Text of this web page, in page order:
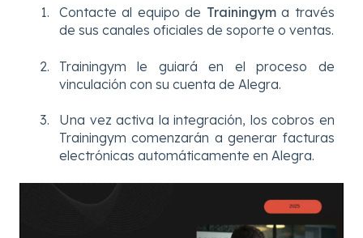
Contacte al equipo de Trainingyma través
de sus canales oficiales de soporte o ventas.
Trainingym le guiará en el proceso de
vinculación con su cuenta de Alegra.
Una vez activa la integración, los cobros en
Trainingym comenzarán a generar facturas
electrónicas automáticamente en Alegra.